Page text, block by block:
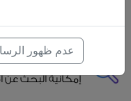
بحث متقدم
إمكانية البحث
عدم ظهور